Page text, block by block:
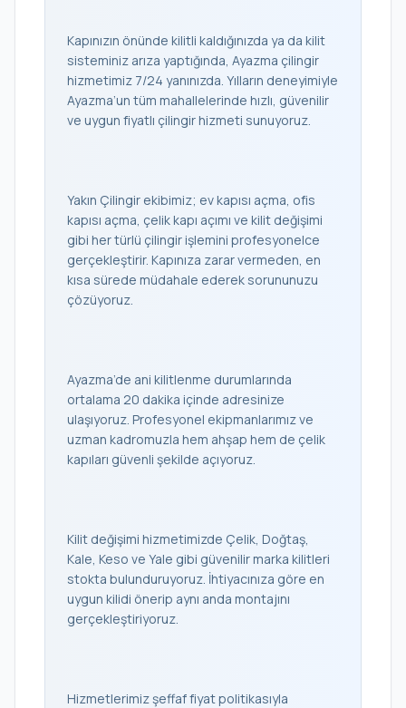
Kapınızın önünde kilitli kaldığınızda ya da kilit
sisteminiz arıza yaptığında, Ayazma çilingir
hizmetimiz 7/24 yanınızda. Yılların deneyimiyle
Ayazma’un tüm mahallelerinde hızlı, güvenilir
ve uygun fiyatlı çilingir hizmeti sunuyoruz.
Yakın Çilingir ekibimiz; ev kapısı açma, ofis
kapısı açma, çelik kapı açımı ve kilit değişimi
gibi her türlü çilingir işlemini profesyonelce
gerçekleştirir. Kapınıza zarar vermeden, en
kısa sürede müdahale ederek sorununuzu
çözüyoruz.
Ayazma’de ani kilitlenme durumlarında
ortalama 20 dakika içinde adresinize
ulaşıyoruz. Profesyonel ekipmanlarımız ve
uzman kadromuzla hem ahşap hem de çelik
kapıları güvenli şekilde açıyoruz.
Kilit değişimi hizmetimizde Çelik, Doğtaş,
Kale, Keso ve Yale gibi güvenilir marka kilitleri
stokta bulunduruyoruz. İhtiyacınıza göre en
uygun kilidi önerip aynı anda montajını
gerçekleştiriyoruz.
Hizmetlerimiz şeffaf fiyat politikasıyla